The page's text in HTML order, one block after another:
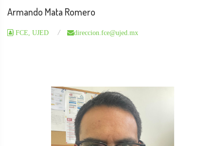
Armando Mata Romero
FCE, UJED direccion.fce@ujed.mx